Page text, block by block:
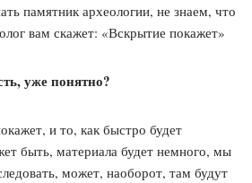
памятник археологии, не знаем, что
вам скажет: «Вскрытие покажет»
уже понятно?
и то, как быстро будет
быть, материала будет немного, мы
может, наоборот, там будут